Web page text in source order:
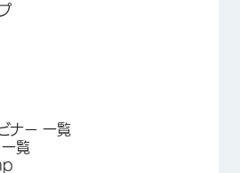
ナー 一覧
覧